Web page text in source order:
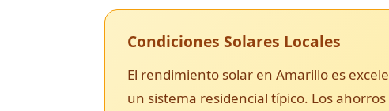
Condiciones Solares Locales
El rendimiento solar en Amarillo es
un sistema residencial típico. Los